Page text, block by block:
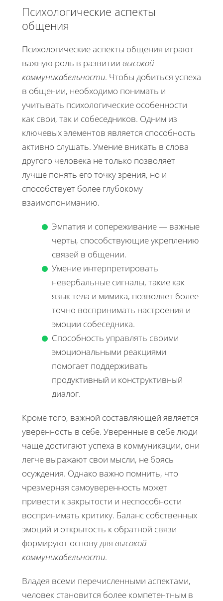
Психологические аспекты
общения
Психологические аспекты общения играют
важную роль в развитии высокой
коммуникабельности. Чтобы добиться успеха
в общении, необходимо понимать и
учитывать психологические особенности
как свои, так и собеседников. Одним из
ключевых элементов является способность
активно слушать. Умение вникать в слова
другого человека не только позволяет
лучше понять его точку зрения, но и
способствует более глубокому
взаимопониманию.
Эмпатия и сопереживание — важные
черты, способствующие укреплению
связей в общении.
Умение интерпретировать
невербальные сигналы, такие как
язык тела и мимика, позволяет более
точно воспринимать настроения и
эмоции собеседника.
Способность управлять своими
эмоциональными реакциями
помогает поддерживать
продуктивный и конструктивный
диалог.
Кроме того, важной составляющей является
уверенность в себе. Уверенные в себе люди
чаще достигают успеха в коммуникации, они
легче выражают свои мысли, не боясь
осуждения. Однако важно помнить, что
чрезмерная самоуверенность может
привести к закрытости и неспособности
воспринимать критику. Баланс собственных
эмоций и открытость к обратной связи
формируют основу для высокой
коммуникабельности.
Владея всеми перечисленными аспектами,
человек становится более компетентным в